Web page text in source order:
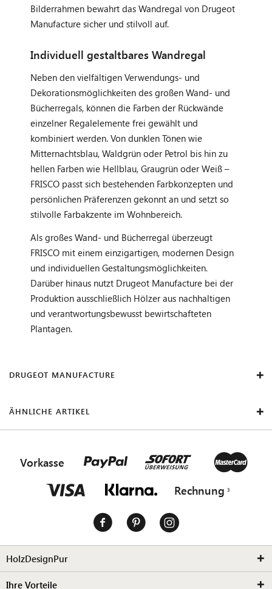
Bilderrahmen bewahrt das Wandregal von Drugeot
Manufacture sicher und stilvoll auf.
Individuell gestaltbares Wandregal
Neben den vielfältigen Verwendungs- und
Dekorationsmöglichkeiten des großen Wand- und
Bücherregals, können die Farben der Rückwände
einzelner Regalelemente frei gewählt und
kombiniert werden. Von dunklen Tönen wie
Mitternachtsblau, Waldgrün oder Petrol bis hin zu
hellen Farben wie Hellblau, Graugrün oder Weiß –
FRISCO passt sich bestehenden Farbkonzepten und
persönlichen Präferenzen gekonnt an und setzt so
stilvolle Farbakzente im Wohnbereich.
Als großes Wand- und Bücherregal überzeugt
FRISCO mit einem einzigartigen, modernen Design
und individuellen Gestaltungsmöglichkeiten.
Darüber hinaus nutzt Drugeot Manufacture bei der
Produktion ausschließlich Hölzer aus nachhaltigen
und verantwortungsbewusst bewirtschafteten
Plantagen.
DRUGEOT MANUFACTURE
ÄHNLICHE ARTIKEL
Vorkasse
Rechnung
HolzDesignPur
Ihre Vorteile